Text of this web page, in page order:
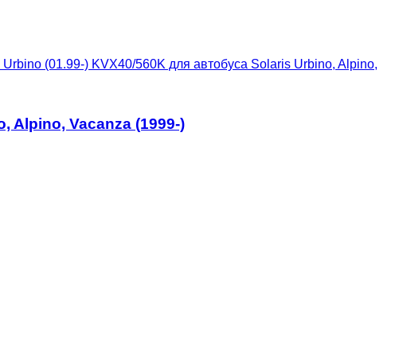
(01.99-) KVX40/560K для автобуса Solaris Urbino, Alpino,
Alpino, Vacanza (1999-)